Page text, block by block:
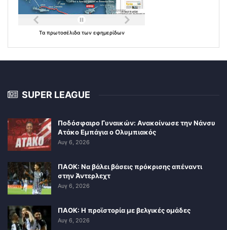
Τα πρωτοσέλιδα των εφημερίδων
SUPER LEAGUE
Ποδόσφαιρο Γυναικών: Ανακοίνωσε την Νάνσυ
Ατάκο Εμπάγια ο Ολυμπιακός
Αυγ 6, 2026
ΠΑΟΚ: Να βάλει βάσεις πρόκρισης απέναντι
στην Άντερλεχτ
Αυγ 6, 2026
ΠΑΟΚ: Η προϊστορία με βελγικές ομάδες
Αυγ 6, 2026